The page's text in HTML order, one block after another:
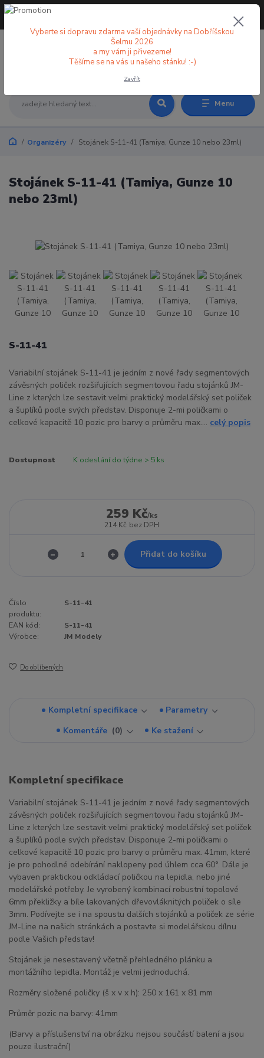
Menu
+420 773 998 582
Organizéry Stojánek S-11-41 (Tamiya, Gunze 10 nebo 23ml)
Stojánek S-11-41 (Tamiya, Gunze 10
nebo 23ml)
S-11-41
Variabilní stojánek S-11-41 je jedním z nové řady segmentových
závěsných poliček rozšiřujících segmentovou řadu stojánků JM-
Line z kterých lze sestavit velmi praktický modelářský set poliček
a šuplíků podle svých představ. Disponuje 2-mi poličkami o
celkové kapacitě 10 pozic pro barvy o průměru max.... celý popis
Dostupnost K odeslání do týdne > 5 ks
259 Kč/ks
214 Kč bez DPH
Přidat do košíku
Číslo
produktu:
S-11-41
EAN kód:
S-11-41
Výrobce:
JM Modely
Do oblíbených
Kompletní specifikace
Parametry
Komentáře
0 Ke stažení
Kompletní specifikace
Variabilní stojánek S-11-41 je jedním z nové řady segmentových
závěsných poliček rozšiřujících segmentovou řadu stojánků JM-
Line z kterých lze sestavit velmi praktický modelářský set poliček
a šuplíků podle svých představ. Disponuje 2-mi poličkami o
celkové kapacitě 10 pozic pro barvy o průměru max. 41mm, které
je pro pohodlné odebírání naklopeny pod úhlem cca 60°. Dále je
vybaven praktickou odkládací poličkou na lepidla, nebo jiné
modelářské potřeby. Je vyrobený kombinací robustní topolové
6mm překližky a bíle lakovaných dřevovláknitých poliček o síle
3mm. Podívejte se i na spoustu dalších stojánků a poliček ze série
JM-Line na našich stránkách a postavte si modelářskou dílnu
podle Vašich představ!
Stojánek je nesestavený včetně přehledného plánku a
montážního lepidla. Montáž je velmi jednoduchá.
Rozměry složené poličky (š x v x h): 250 x 161 x 81 mm
Průměr pozic na barvy: 41mm
(Barvy a příslušenství na obrázku nejsou součástí balení a jsou
pouze ilustrační)
Vyberte si dopravu zdarma vaší objednávky na Dobříšskou
Šelmu 2026
a my vám ji přivezeme!
Těšíme se na vás u našeho stánku! :-)
Zavřít